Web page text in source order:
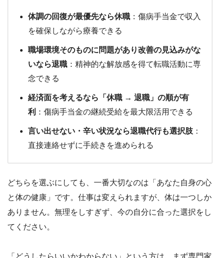
体調の回復が最優先なら休職 ：傷病手当金で収入
を確保しながら療養できる
職場環境そのものに問題があり改善の見込みがな
いなら退職 ：精神的な解放感を得て転職活動に専
念できる
経済面を考えるなら「休職 → 退職」の順が有
利 ：傷病手当金の継続受給を最大限活用できる
言い出せない・辛い状況なら退職代行も選択肢 ：
直接連絡せずに手続きを進められる
どちらを選ぶにしても、一番大切なのは「あなた自身の心
と体の健康」です。仕事は変えられますが、体は一つしか
ありません。無理をしすぎず、今の自分に合った選択をし
てください。